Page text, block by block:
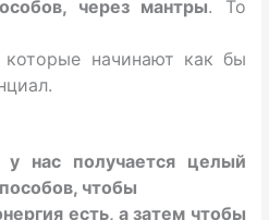
через мантры. То
которые начинают как бы
у нас получается целый
чтобы
есть, а затем чтобы